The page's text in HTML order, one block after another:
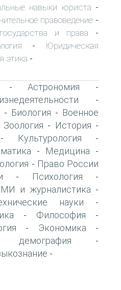
навыки юриста -
правоведение -
и права -
-
Юридическая
этика -
Астрономия -
-
- Биология - Военное
Зоология - История -
Культурология -
- Медицина -
- Право России
- Психология -
и журналистика -
науки -
- Философия -
- Экономика -
-
-